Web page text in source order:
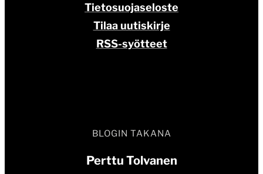
BLOGIN TAKANA
Perttu Tolvanen
Tietosuojaseloste
Tilaa uutiskirje
RSS-syötteet